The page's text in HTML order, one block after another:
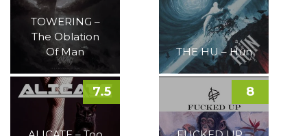
TOWERING –
The Oblation
Of Man
THE HU – Hun
7.5 8